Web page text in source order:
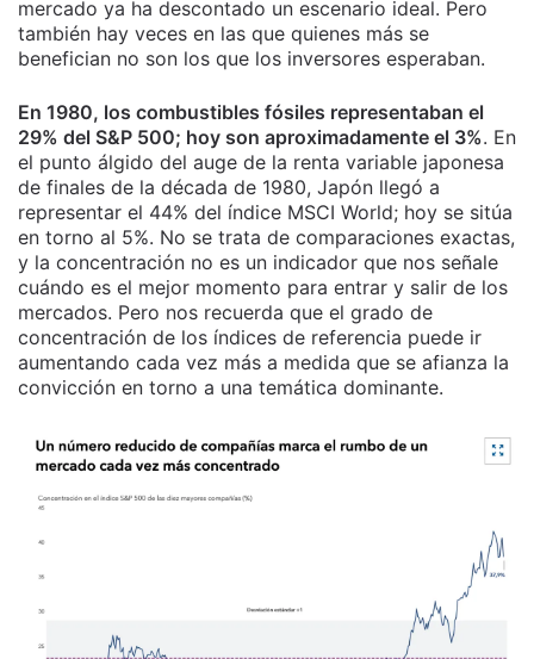
mercado ya ha descontado un escenario ideal. Pero
también hay veces en las que quienes más se
benefician no son los que los inversores esperaban.
En 1980, los combustibles fósiles representaban el
29% del S&P 500; hoy son aproximadamente el 3%. En
el punto álgido del auge de la renta variable japonesa
de finales de la década de 1980, Japón llegó a
representar el 44% del índice MSCI World; hoy se sitúa
en torno al 5%. No se trata de comparaciones exactas,
y la concentración no es un indicador que nos señale
cuándo es el mejor momento para entrar y salir de los
mercados. Pero nos recuerda que el grado de
concentración de los índices de referencia puede ir
aumentando cada vez más a medida que se afianza la
convicción en torno a una temática dominante.